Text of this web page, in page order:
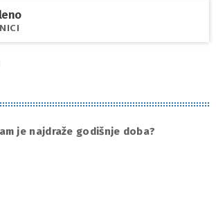
je najdraže godišnje doba?